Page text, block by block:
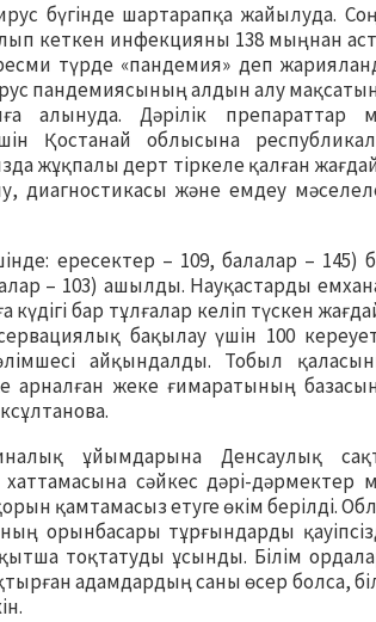
бүгінде шартарапқа жайылуда.
кеткен инфекцияны 138 мыңнан
түрде «пандемия» деп
пандемиясының алдын алу
алынуда. Дәрілік препараттар
Қостанай облысына
жұқпалы дерт тіркеле қалған
диагностикасы және емдеу
ересектер – 109, балалар – 145)
– 103) ашылды. Науқастарды
бар тұлғалар келіп түскен
бақылау үшін 100
айқындалды. Тобыл
арналған жеке ғимаратының
ұйымдарына Денсаулық
сәйкес дәрі-дәрмектер
қамтамасыз етуге өкім берілді.
орынбасары тұрғындарды
тоқтатуды ұсынды. Білім
адамдардың саны өсер болса,